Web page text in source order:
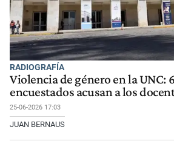
RADIOGRAFÍA
Violencia de género en la UNC:
encuestados acusan a los
25-06-2026 17:03
JUAN BERNAUS